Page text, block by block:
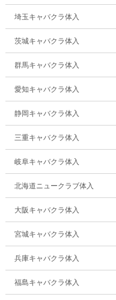
埼玉キャバクラ体入
茨城キャバクラ体入
群馬キャバクラ体入
愛知キャバクラ体入
静岡キャバクラ体入
三重キャバクラ体入
岐阜キャバクラ体入
北海道ニュークラブ体入
大阪キャバクラ体入
宮城キャバクラ体入
兵庫キャバクラ体入
福島キャバクラ体入